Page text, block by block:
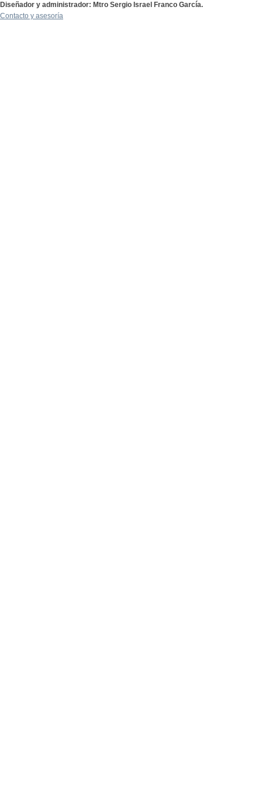
Diseñador y administrador: Mtro Sergio Israel Franco García.
Contacto y asesoría